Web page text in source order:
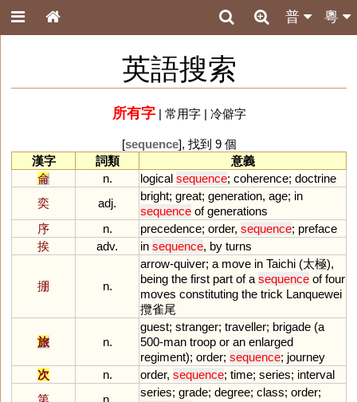
粵
普
英語搜索
所有字| 常用字| 冷僻字
[sequence], 找到 9 個
漢字
詞類
意義
侖
n. logical sequence; coherence; doctrine
奕
adj.
bright; great; generation, age; in
sequence of generations
序
n. precedence; order, sequence; preface
挨
adv. in sequence, by turns
掤 n.
arrow-quiver; a move in Taichi (太極),
being the first part of a sequence of four
moves constituting the trick Lanquewei
攬雀尾
旅 n.
guest; stranger; traveller; brigade (a
500-man troop or an enlarged
regiment); order; sequence; journey
次
n. order, sequence; time; series; interval
第
n.
series; grade; degree; class; order;